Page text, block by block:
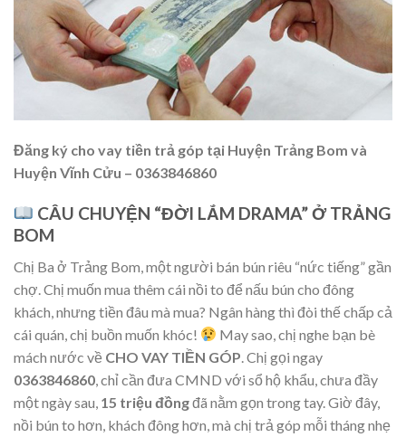
Đăng ký cho vay tiền trả góp tại Huyện Trảng Bom và
Huyện Vĩnh Cửu – 0363846860
CÂU CHUYỆN “ĐỜI LẮM DRAMA” Ở TRẢNG
BOM
Chị Ba ở Trảng Bom, một người bán bún riêu “nức tiếng” gần
chợ. Chị muốn mua thêm cái nồi to để nấu bún cho đông
khách, nhưng tiền đâu mà mua? Ngân hàng thì đòi thế chấp cả
cái quán, chị buồn muốn khóc!
May sao, chị nghe bạn bè
mách nước về CHO VAY TIỀN GÓP. Chị gọi ngay
0363846860, chỉ cần đưa CMND với sổ hộ khẩu, chưa đầy
một ngày sau, 15 triệu đồngđã nằm gọn trong tay. Giờ đây,
nồi bún to hơn, khách đông hơn, mà chị trả góp mỗi tháng nhẹ